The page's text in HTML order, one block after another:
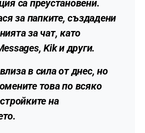
са преустановени.
за папките, създадени
за чат, като
Kik и други.
в сила от днес, но
това по всяко
на